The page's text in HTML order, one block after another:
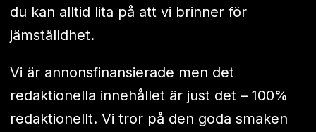
du kan alltid lita på att vi brinner för
jämställdhet.
Vi är annonsfinansierade men det
redaktionella innehållet är just det – 100%
redaktionellt. Vi tror på den goda smaken